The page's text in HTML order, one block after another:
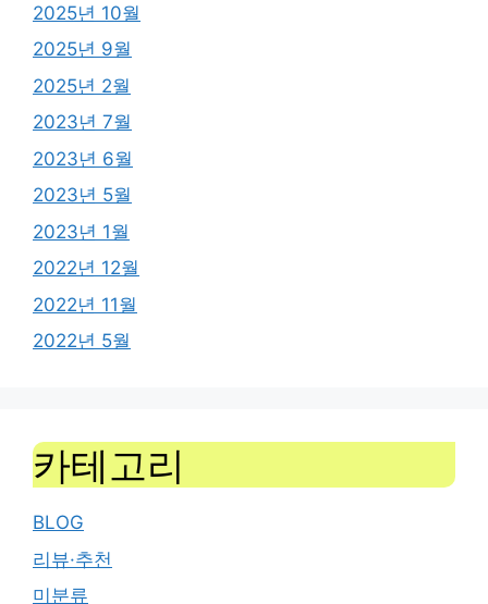
2025년 10월
2025년 9월
2025년 2월
2023년 7월
2023년 6월
2023년 5월
2023년 1월
2022년 12월
2022년 11월
2022년 5월
카테고리
BLOG
리뷰·추천
미분류